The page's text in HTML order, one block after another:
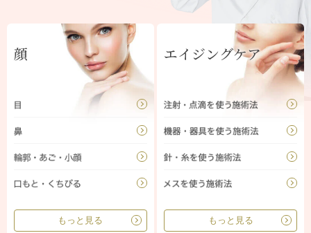
顔
もっと見る
エイジングケア
もっと見る